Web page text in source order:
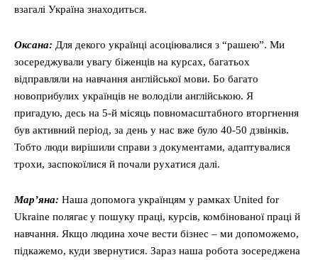
взагалі Україна знаходиться.
Оксана: Для декого українці асоціювалися з “рашею”. Ми
зосереджували увагу біженців на курсах, багатьох
відправляли на навчання англійської мови. Бо багато
новоприбулих українців не володіли англійською. Я
пригадую, десь на 5-й місяць повномасштабного вторгнення
був активний період, за день у нас вже було 40-50 дзвінків.
Тобто люди вирішили справи з документами, адаптувалися
трохи, заспокоїлися й почали рухатися далі.
Мар’яна: Наша допомога українцям у рамках United for
Ukraine полягає у пошуку праці, курсів, комбінованої праці й
навчання. Якщо людина хоче вести бізнес – ми допоможемо,
підкажемо, куди звернутися. Зараз наша робота зосереджена